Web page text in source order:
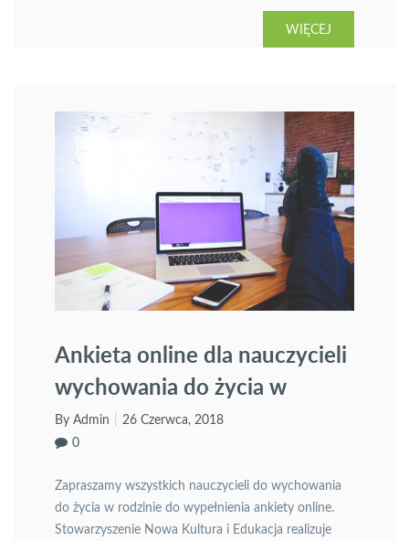
WIĘCEJ
Ankieta online dla nauczycieli
wychowania do życia w
rodzinie
By Admin
26 Czerwca, 2018
0
Zapraszamy wszystkich nauczycieli do wychowania
do życia w rodzinie do wypełnienia ankiety online.
Stowarzyszenie Nowa Kultura i Edukacja realizuje